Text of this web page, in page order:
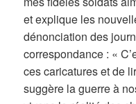
et explique les
dénonciation des
correspondance : «
ces caricatures et de
suggère la guerre à